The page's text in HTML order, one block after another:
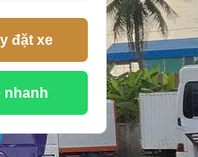
đặt xe
nhanh